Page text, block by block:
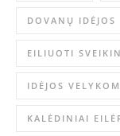
DOVANŲ IDĖJOS
EILIUOTI
IDĖJOS
KALĖDINIAI